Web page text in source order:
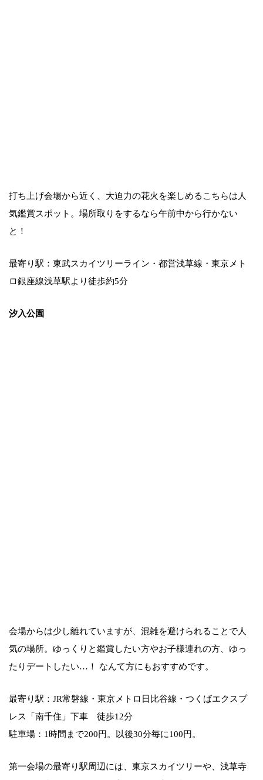
打ち上げ会場から近く、大迫力の花火を楽しめるこちらは人
気鑑賞スポット。場所取りをするなら午前中から行かない
と！
最寄り駅：東武スカイツリーライン・都営浅草線・東京メト
ロ銀座線浅草駅より徒歩約5分
汐入公園
会場からは少し離れていますが、混雑を避けられることで人
気の場所。ゆっくりと鑑賞したい方やお子様連れの方、ゆっ
たりデートしたい…！ なんて方にもおすすめです。
最寄り駅：JR常磐線・東京メトロ日比谷線・つくばエクスプ
レス「南千住」下車 徒歩12分
駐車場：1時間まで200円。以後30分毎に100円。
第一会場の最寄り駅周辺には、東京スカイツリーや、浅草寺